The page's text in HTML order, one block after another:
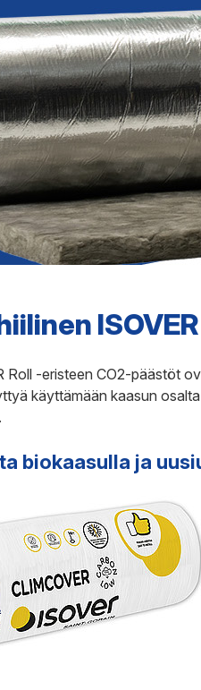
Roll -eristeen CO2-päästöt
käyttämään kaasun
biokaasulla ja